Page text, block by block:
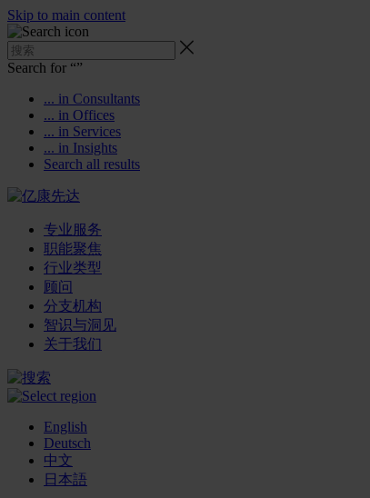
Skip to main content
Search for “”
... in Consultants
... in Offices
... in Services
... in Insights
Search all results
专业服务
职能聚焦
行业类型
顾问
分支机构
智识与洞见
关于我们
English
Deutsch
中文
日本語